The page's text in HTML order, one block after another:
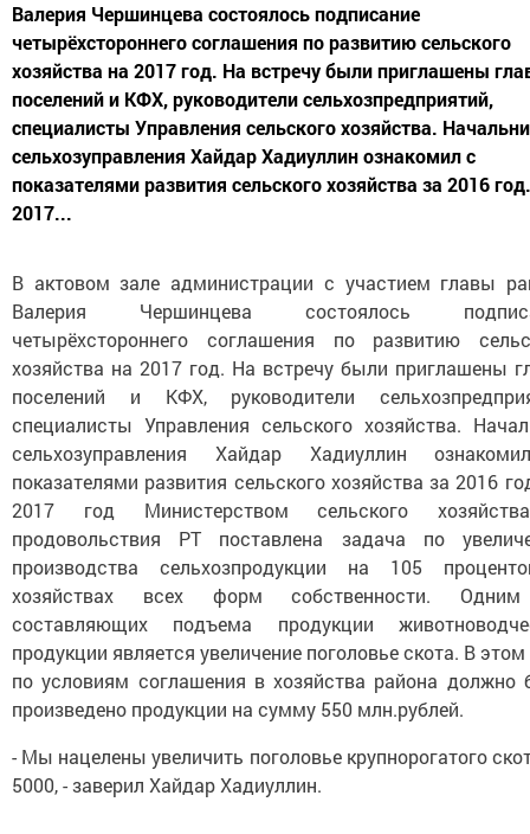
Валерия Чершинцева состоялось подписание
четырёхстороннего соглашения по развитию сельского
хозяйства на 2017 год. На встречу были приглашены
поселений и КФХ, руководители сельхозпредприятий,
специалисты Управления сельского хозяйства.
сельхозуправления Хайдар Хадиуллин ознакомил с
показателями развития сельского хозяйства за 2016
2017...
В актовом зале администрации с участием главы
Валерия Чершинцева состоялось
четырёхстороннего соглашения по развитию
хозяйства на 2017 год. На встречу были приглашены
поселений и КФХ, руководители
специалисты Управления сельского хозяйства.
сельхозуправления Хайдар Хадиуллин
показателями развития сельского хозяйства за 2016
2017 год Министерством сельского
продовольствия РТ поставлена задача по
производства сельхозпродукции на 105
хозяйствах всех форм собственности.
составляющих подъема продукции
продукции является увеличение поголовье скота. В этом
по условиям соглашения в хозяйства района должно
произведено продукции на сумму 550 млн.рублей.
- Мы нацелены увеличить поголовье крупнорогатого
5000, - заверил Хайдар Хадиуллин.